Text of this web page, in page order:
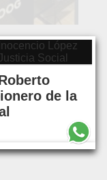
de la